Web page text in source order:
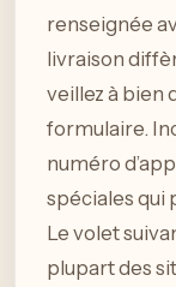
renseignée
livraison
veillez à bien
formulaire.
numéro
spéciales qui
Le volet
plupart des